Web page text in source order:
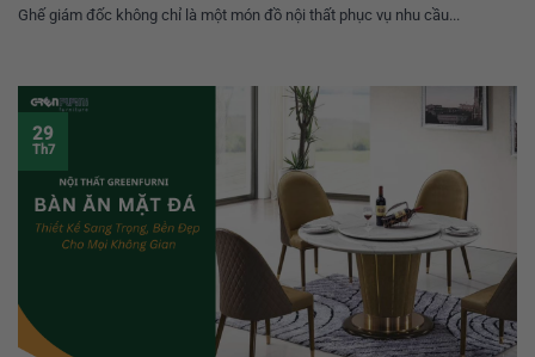
Ghế giám đốc không chỉ là một món đồ nội thất phục vụ nhu cầu...
29
Th7